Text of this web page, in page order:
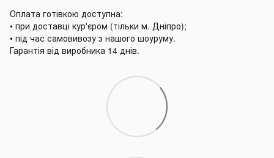
Оплата готівкою доступна:
• при доставці кур'єром (тільки м. Дніпро);
• під час самовивозу з нашого шоуруму.
Гарантія від виробника 14 днів.